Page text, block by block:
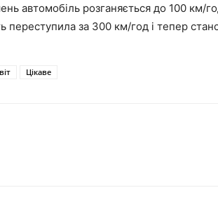
автомобіль розганяється до 100 км/
переступила за 300 км/год і тепер
Цікаве